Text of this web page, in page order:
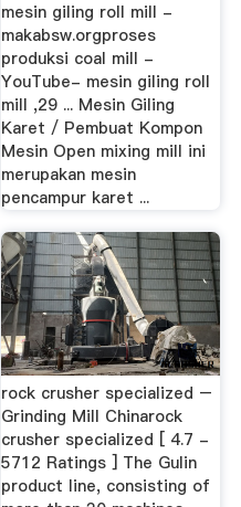
mesin giling roll mill -
makabsw.orgproses
produksi coal mill -
YouTube- mesin giling roll
mill ,29 ... Mesin Giling
Karet / Pembuat Kompon
Mesin Open mixing mill ini
merupakan mesin
pencampur karet ...
rock crusher specialized –
Grinding Mill Chinarock
crusher specialized [ 4.7 -
5712 Ratings ] The Gulin
product line, consisting of